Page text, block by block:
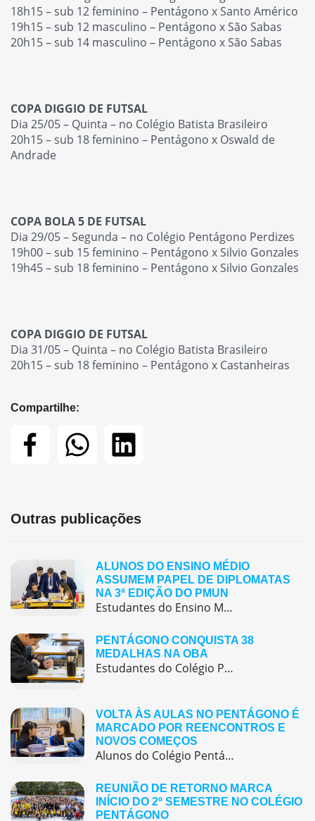
18h15 – sub 12 feminino – Pentágono x Santo Américo
19h15 – sub 12 masculino – Pentágono x São Sabas
20h15 – sub 14 masculino – Pentágono x São Sabas
COPA DIGGIO DE FUTSAL
Dia 25/05 – Quinta – no Colégio Batista Brasileiro
20h15 – sub 18 feminino – Pentágono x Oswald de
Andrade
COPA BOLA 5 DE FUTSAL
Dia 29/05 – Segunda – no Colégio Pentágono Perdizes
19h00 – sub 15 feminino – Pentágono x Silvio Gonzales
19h45 – sub 18 feminino – Pentágono x Silvio Gonzales
COPA DIGGIO DE FUTSAL
Dia 31/05 – Quinta – no Colégio Batista Brasileiro
20h15 – sub 18 feminino – Pentágono x Castanheiras
Compartilhe:
Outras publicações
ALUNOS DO ENSINO MÉDIO
ASSUMEM PAPEL DE DIPLOMATAS
NA 3ª EDIÇÃO DO PMUN
Estudantes do Ensino Médio do Colégio Pentágono protagonizaram uma simulação da ONU, defendendo posições de países em comitês temáticos e vivenciando, na prática, negociações diplomáticas multilíngues.
PENTÁGONO CONQUISTA 38
MEDALHAS NA OBA
Estudantes do Colégio Pentágono conquistam excelente resultado na Olimpíada Brasileira de Astronomia e Astronáutica (OBA) 2025, somando 38 medalhas.
VOLTA ÀS AULAS NO PENTÁGONO É
MARCADO POR REENCONTROS E
NOVOS COMEÇOS
Alunos do Colégio Pentágono retornaram às aulas trazendo o entusiasmo dos reencontros e o desejo de seguir aprendendo com significado.
REUNIÃO DE RETORNO MARCA
INÍCIO DO 2º SEMESTRE NO COLÉGIO
PENTÁGONO